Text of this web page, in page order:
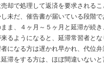
却で処理して返済を要求されるこ
し未だ、催告書が届いている段階
ま、４ヶ月～５ヶ月と延滞が続
るようになると、 延滞常習者とな
になる方は遅かれ早かれ、代位
延滞をする方は、ほぼ間違いない